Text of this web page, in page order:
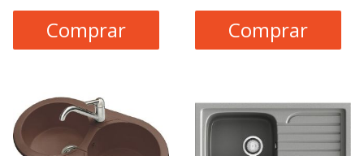
Comprar
Comprar